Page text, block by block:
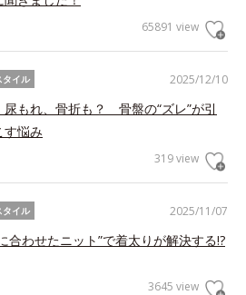
65891 view
2025/12/10
タイル
尿もれ、骨折も？ 骨盤の“ズレ”が引
す悩み
319 view
2025/11/07
タイル
合わせたニット”で着太りが解決する!?
3645 view